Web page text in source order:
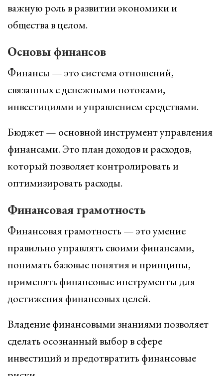
важную роль в развитии экономики и
общества в целом.
Основы финансов
Финансы — это система отношений,
связанных с денежными потоками,
инвестициями и управлением средствами.
Бюджет — основной инструмент управления
финансами. Это план доходов и расходов,
который позволяет контролировать и
оптимизировать расходы.
Финансовая грамотность
Финансовая грамотность — это умение
правильно управлять своими финансами,
понимать базовые понятия и принципы,
применять финансовые инструменты для
достижения финансовых целей.
Владение финансовыми знаниями позволяет
сделать осознанный выбор в сфере
инвестиций и предотвратить финансовые